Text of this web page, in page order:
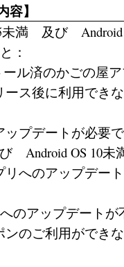
容】
未満 及び Android
：
ル済のかごの屋
ス後に利用でき
プデートが必要で
Android OS 10未
リへのアップデー
のアップデートが
のご利用ができ